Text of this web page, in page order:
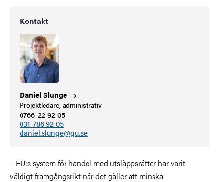
Kontakt
DanielSlunge
Projektledare, administrativ
0766-22 92 05
031-786 92 05
daniel.slunge@gu.se
– EU:s system för handel med utsläppsrätter har varit
väldigt framgångsrikt när det gäller att minska